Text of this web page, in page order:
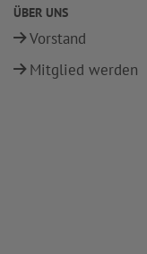
ÜBER UNS
Vorstand
Mitglied werden